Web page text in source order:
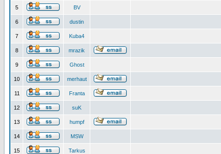
5 BV
6 dustin
7 Kuba4
8 mrazik
9 Ghost
10 merhaut
11 Franta
12 suK
13 humpf
14 MSW
15 Tarkus